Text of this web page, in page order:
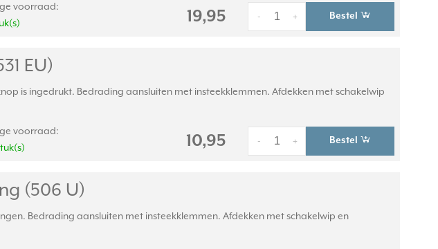
voorraad:
19,95 +
- Bestel
EU)
is ingedrukt. Bedrading aansluiten met insteekklemmen. Afdekken met schakelwip
voorraad:
10,95 +
- Bestel
(506 U)
Bedrading aansluiten met insteekklemmen. Afdekken met schakelwip en